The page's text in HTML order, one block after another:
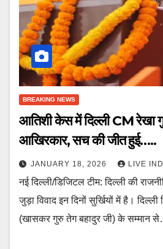
BREAKING NEWS
आतिशी केस में दिल्ली CM रेखा
आखिरकार, सच की जीत हुई…..
JANUARY 18, 2026 LIVE
नई दिल्ली/डिजिटल टीम: दिल्ली की
जुड़ा विवाद इन दिनों सुर्खियों में है।
(खासकर गुरु तेग बहादुर जी) के सम्मान